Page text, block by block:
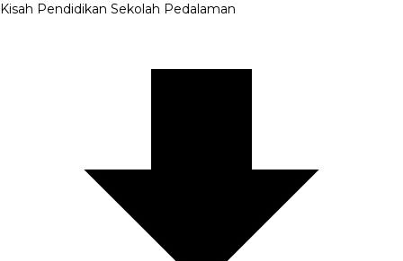
Kisah Pendidikan Sekolah Pedalaman